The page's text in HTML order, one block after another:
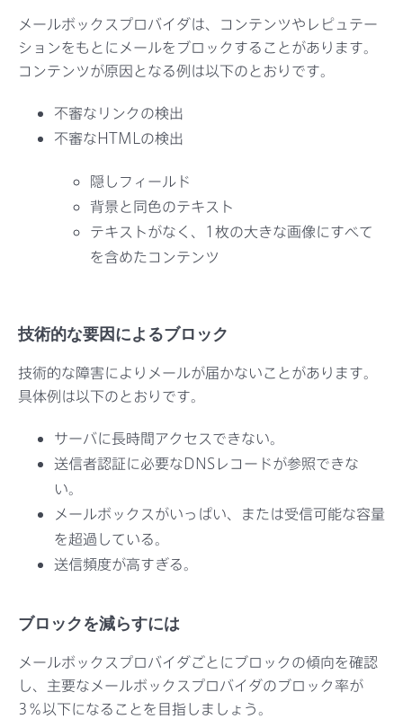
メールボックスプロバイダは、コンテンツやレピュテー
ションをもとにメールをブロックすることがあります。
コンテンツが原因となる例は以下のとおりです。
不審なリンクの検出
不審なHTMLの検出
隠しフィールド
背景と同色のテキスト
テキストがなく、1枚の大きな画像にすべて
を含めたコンテンツ
技術的な要因によるブロック
技術的な障害によりメールが届かないことがあります。
具体例は以下のとおりです。
サーバに長時間アクセスできない。
送信者認証に必要なDNSレコードが参照できな
い。
メールボックスがいっぱい、または受信可能な容量
を超過している。
送信頻度が高すぎる。
ブロックを減らすには
メールボックスプロバイダごとにブロックの傾向を確認
し、主要なメールボックスプロバイダのブロック率が
3％以下になることを目指しましょう。